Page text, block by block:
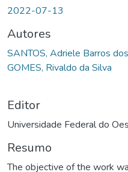
2022-07-13
Autores
SANTOS, Adriele Barros dos
GOMES, Rivaldo da Silva
Editor
Universidade Federal do
Resumo
The objective of the work